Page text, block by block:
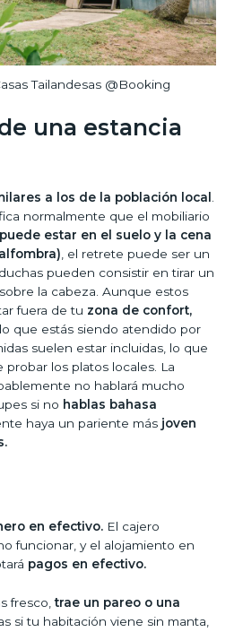
Tailandesas @Booking
una estancia
a los de la población local
normalmente que el mobiliario
estar en el suelo y la cena
, el retrete puede ser un
pueden consistir en tirar un
la cabeza. Aunque estos
fuera de tu zona de confort,
que estás siendo atendido por
suelen estar incluidas, lo que
los platos locales. La
no hablará mucho
si no hablas bahasa
haya un pariente más joven
en efectivo. El cajero
funcionar, y el alojamiento en
pagos en efectivo.
fresco,trae un pareo o una
si tu habitación viene sin manta,